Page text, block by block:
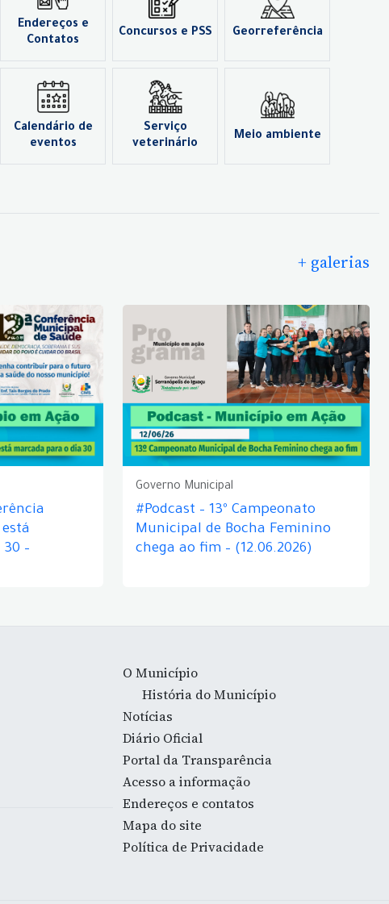
Endereços e
Contatos
Concursos e PSS Georreferência
Calendário de
eventos
Serviço
veterinário
Meio ambiente
+ galerias
–
Governo Municipal
#Podcast – 13º Campeonato
Municipal de Bocha Feminino
chega ao fim – (12.06.2026)
O Município
História do Município
Notícias
Diário Oficial
Portal da Transparência
Acesso a informação
Endereços e contatos
Mapa do site
Política de Privacidade